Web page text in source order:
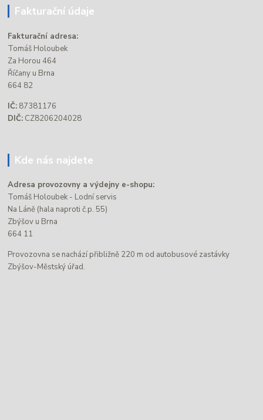
Fakturační údaje
Fakturační adresa:
Tomáš Holoubek
Za Horou 464
Říčany u Brna
664 82
IČ: 87381176
DIČ: CZ8206204028
Kde nás najdete
Adresa provozovny a výdejny e-shopu:
Tomáš Holoubek - Lodní servis
Na Láně (hala naproti č.p. 55)
Zbýšov u Brna
664 11
Provozovna se nachází přibližně 220 m od autobusové zastávky
Zbýšov-Městský úřad.